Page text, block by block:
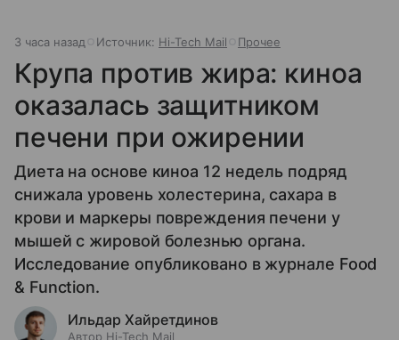
3 часа назад Источник: Hi-Tech Mail Прочее
Крупа против жира: киноа
оказалась защитником
печени при ожирении
Диета на основе киноа 12 недель подряд
снижала уровень холестерина, сахара в
крови и маркеры повреждения печени у
мышей с жировой болезнью органа.
Исследование опубликовано в журнале Food
& Function.
Ильдар Хайретдинов
Автор Hi-Tech Mail